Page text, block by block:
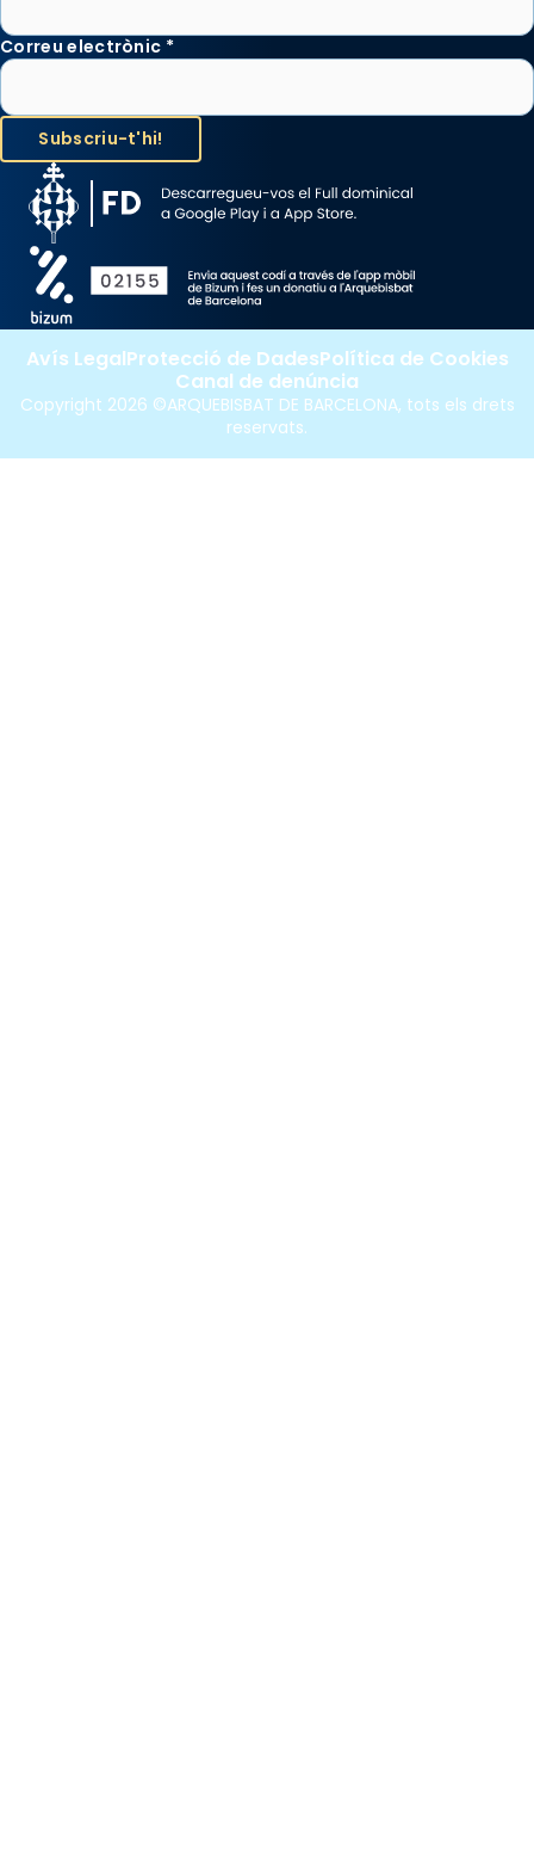
Correu electrònic *
Copyright 2026 ©ARQUEBISBAT DE BARCELONA, tots els drets
reservats.
Avís LegalProtecció de DadesPolítica de Cookies
Canal de denúncia